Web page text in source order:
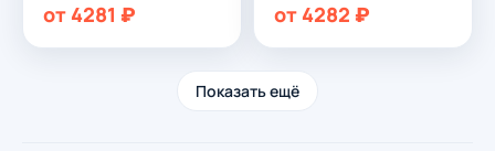
от 4281 ₽ от 4282 ₽
Показать ещё